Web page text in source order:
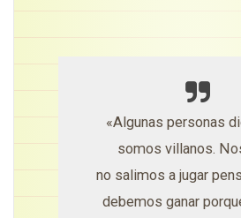
«Algunas personas
somos villanos.
no salimos a jugar
debemos ganar